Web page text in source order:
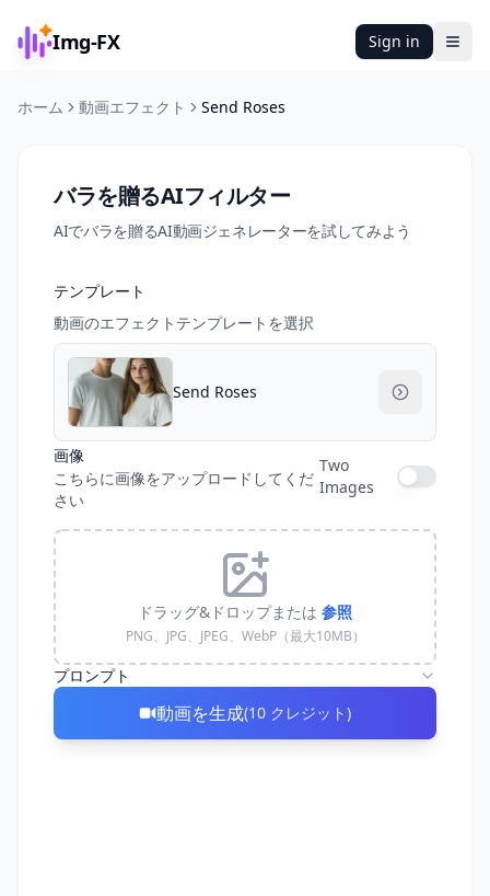
Img-FX Sign in
ホーム 動画エフェクト Send Roses
バラを贈るAIフィルター
AIでバラを贈るAI動画ジェネレーターを試してみよう
テンプレート
動画のエフェクトテンプレートを選択
Send Roses
画像
こちらに画像をアップロードしてくだ
さい
Two
Images
ドラッグ&ドロップまたは 参照
PNG、JPG、JPEG、WebP（最大10MB）
プロンプト
動画を生成(10 クレジット)